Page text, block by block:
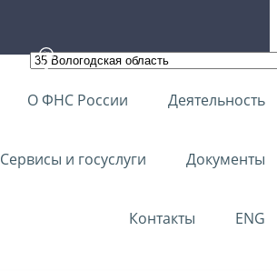
О ФНС России Деятельность
Сервисы и госуслуги Документы
Контакты ENG